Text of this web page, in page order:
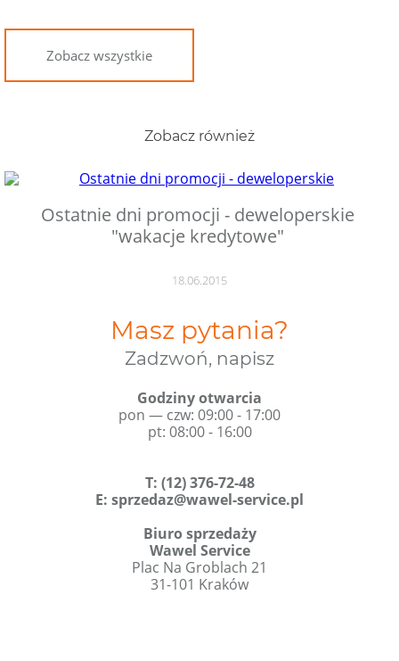
Zobacz wszystkie
Zobacz również
Ostatnie dni promocji - deweloperskie
"wakacje kredytowe"
18.06.2015
Masz pytania?
Zadzwoń, napisz
Godziny otwarcia
pon — czw: 09:00 - 17:00
pt: 08:00 - 16:00
T: (12) 376-72-48
E: sprzedaz@wawel-service.pl
Biuro sprzedaży
Wawel Service
Plac Na Groblach 21
31-101 Kraków